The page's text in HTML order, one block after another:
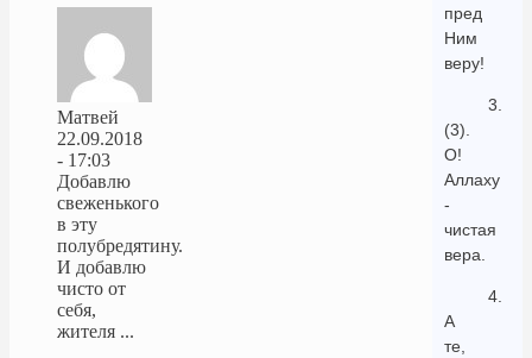
пред
Ним
веру!
3.
(3).
О!
Аллаху
-
чистая
вера.
4.
А
те,
Матвей
22.09.2018
- 17:03
Добавлю
свеженького
в эту
полубредятину.
И добавлю
чисто от
себя,
жителя ...